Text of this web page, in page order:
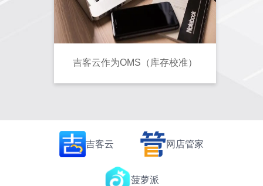
吉客云作为OMS（库存校准）
吉客云 网店管家
菠萝派